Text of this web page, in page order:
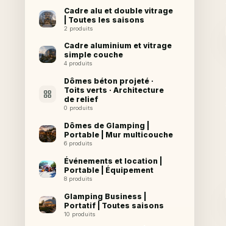
Cadre alu et double vitrage
| Toutes les saisons
2 produits
Cadre aluminium et vitrage
simple couche
4 produits
Dômes béton projeté ·
Toits verts · Architecture
de relief
0 produits
Dômes de Glamping |
Portable | Mur multicouche
6 produits
Événements et location |
Portable | Équipement
8 produits
Glamping Business |
Portatif | Toutes saisons
10 produits